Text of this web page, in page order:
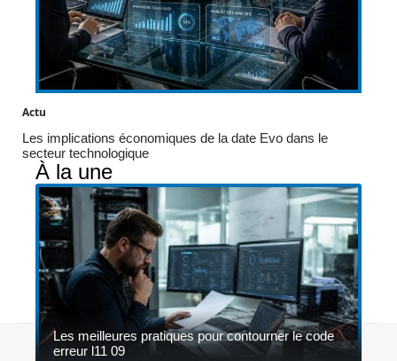
Actu
Les implications économiques de la date Evo dans le
secteur technologique
À la une
Les meilleures pratiques pour contourner le code
erreur l11 09
Contact Mentions légales Sitemap